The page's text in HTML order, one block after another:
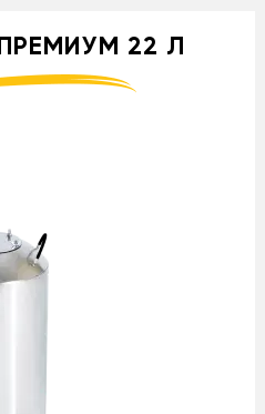
22 Л